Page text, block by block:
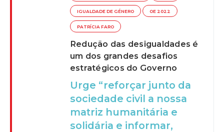
IGUALDADE DE GÉNERO OE 2022
PATRÍCIA FARO
Redução das desigualdades é
um dos grandes desafios
estratégicos do Governo
Urge “reforçar junto da
sociedade civil a nossa
matriz humanitária e
solidária e informar,